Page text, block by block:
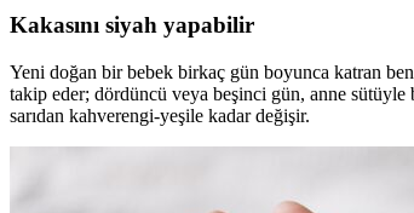
Kakasını siyah yapabilir
Yeni doğan bir bebek birkaç gün boyunca katran
takip eder; dördüncü veya beşinci gün, anne sütüyle
sarıdan kahverengi-yeşile kadar değişir.